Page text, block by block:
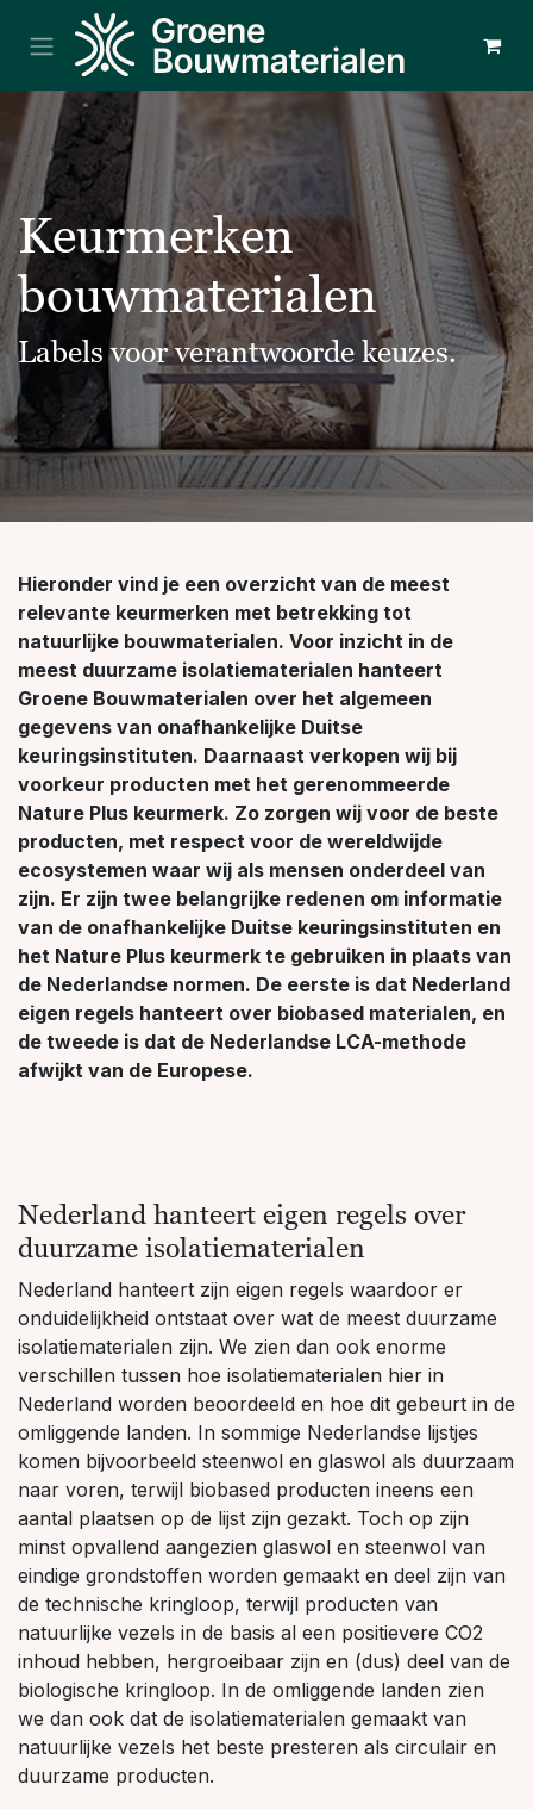
Overslaan naar inhoud
Keurmerken
bouwmaterialen
Labels voor verantwoorde keuzes.
Hieronder vind je een overzicht van de meest
relevante keurmerken met betrekking tot
natuurlijke bouwmaterialen. Voor inzicht in de
meest duurzame isolatiematerialen hanteert
Groene Bouwmaterialen over het algemeen
gegevens van onafhankelijke Duitse
keuringsinstituten. Daarnaast verkopen wij bij
voorkeur producten met het gerenommeerde
Nature Plus keurmerk. Zo zorgen wij voor de beste
producten, met respect voor de wereldwijde
ecosystemen waar wij als mensen onderdeel van
zijn. Er zijn twee belangrijke redenen om informatie
van de onafhankelijke Duitse keuringsinstituten en
het Nature Plus keurmerk te gebruiken in plaats van
de Nederlandse normen. De eerste is dat Nederland
eigen regels hanteert over biobased materialen, en
de tweede is dat de Nederlandse LCA-methode
afwijkt van de Europese.
Nederland hanteert eigen regels over
duurzame isolatiematerialen
Nederland hanteert zijn eigen regels waardoor er
onduidelijkheid ontstaat over wat de meest duurzame
isolatiematerialen zijn. We zien dan ook enorme
verschillen tussen hoe isolatiematerialen hier in
Nederland worden beoordeeld en hoe dit gebeurt in de
omliggende landen. In sommige Nederlandse lijstjes
komen bijvoorbeeld steenwol en glaswol als duurzaam
naar voren, terwijl biobased producten ineens een
aantal plaatsen op de lijst zijn gezakt. Toch op zijn
minst opvallend aangezien glaswol en steenwol van
eindige grondstoffen worden gemaakt en deel zijn van
de technische kringloop, terwijl producten van
natuurlijke vezels in de basis al een positievere CO2
inhoud hebben, hergroeibaar zijn en (dus) deel van de
biologische kringloop. In de omliggende landen zien
we dan ook dat de isolatiematerialen gemaakt van
natuurlijke vezels het beste presteren als circulair en
duurzame producten.